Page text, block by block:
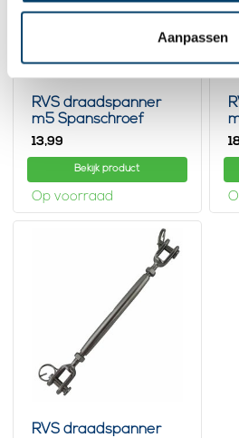
Aanpassen
RVS draadspanner
m5 Spanschroef
13,99
Bekijk product
Op voorraad
RVS draadspanner